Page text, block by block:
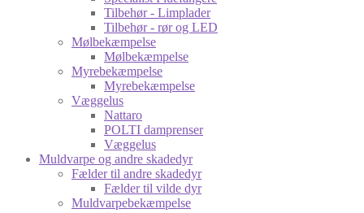
Tilbehør - Limplader
Tilbehør - rør og LED
Mølbekæmpelse
Mølbekæmpelse
Myrebekæmpelse
Myrebekæmpelse
Væggelus
Nattaro
POLTI damprenser
Væggelus
Muldvarpe og andre skadedyr
Fælder til andre skadedyr
Fælder til vilde dyr
Muldvarpebekæmpelse